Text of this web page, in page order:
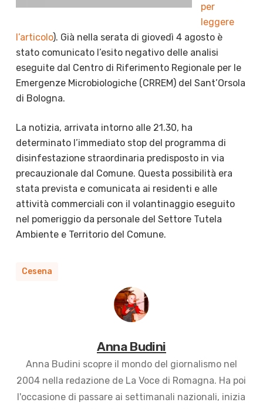
per
leggere
l’articolo). Già nella serata di giovedì 4 agosto è
stato comunicato l’esito negativo delle analisi
eseguite dal Centro di Riferimento Regionale per le
Emergenze Microbiologiche (CRREM) del Sant’Orsola
di Bologna.
La notizia, arrivata intorno alle 21.30, ha
determinato l’immediato stop del programma di
disinfestazione straordinaria predisposto in via
precauzionale dal Comune. Questa possibilità era
stata prevista e comunicata ai residenti e alle
attività commerciali con il volantinaggio eseguito
nel pomeriggio da personale del Settore Tutela
Ambiente e Territorio del Comune.
Cesena
Anna Budini
Anna Budini scopre il mondo del giornalismo nel
2004 nella redazione de La Voce di Romagna. Ha poi
l'occasione di passare ai settimanali nazionali, inizia